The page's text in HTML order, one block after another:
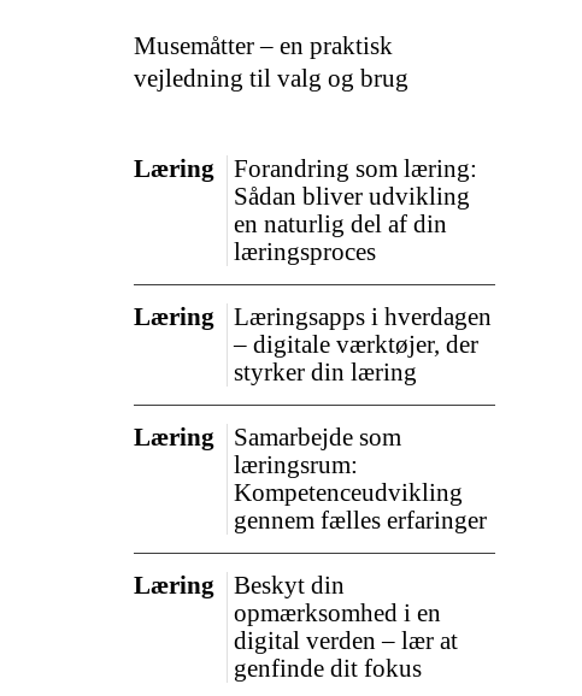
Musemåtter – en praktisk
vejledning til valg og brug
Forandring som læring:
Sådan bliver udvikling
en naturlig del af din
læringsproces
Læring
Læringsapps i hverdagen
– digitale værktøjer, der
styrker din læring
Læring
Samarbejde som
læringsrum:
Kompetenceudvikling
gennem fælles erfaringer
Læring
Beskyt din
opmærksomhed i en
digital verden – lær at
genfinde dit fokus
Læring